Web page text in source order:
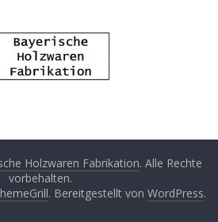
Holzwaren Fabrikation. Alle Rechte
vorbehalten.
. Bereitgestellt von WordPress.